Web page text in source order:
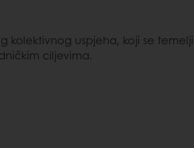
kolektivnog uspjeha, koji se temelji
ciljevima.